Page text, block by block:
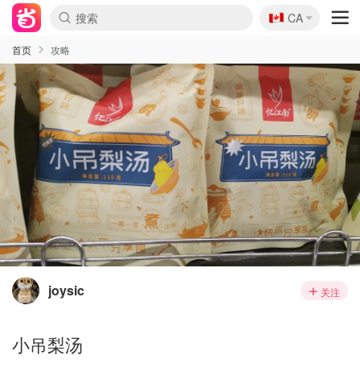
🇨🇦
CA
首页 攻略
joysic 关注
小吊梨汤